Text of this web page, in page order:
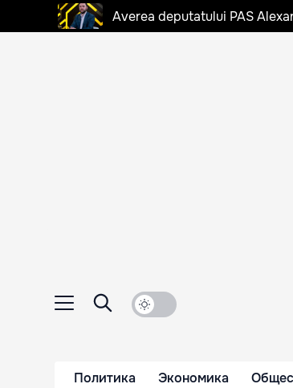
Averea deputatului PAS
Политика Экономика